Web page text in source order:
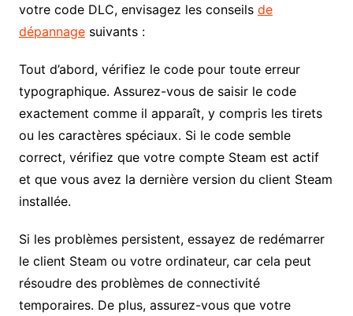
votre code DLC, envisagez les conseils de
dépannagesuivants :
Tout d’abord, vérifiez le code pour toute erreur
typographique. Assurez-vous de saisir le code
exactement comme il apparaît, y compris les tirets
ou les caractères spéciaux. Si le code semble
correct, vérifiez que votre compte Steam est actif
et que vous avez la dernière version du client Steam
installée.
Si les problèmes persistent, essayez de redémarrer
le client Steam ou votre ordinateur, car cela peut
résoudre des problèmes de connectivité
temporaires. De plus, assurez-vous que votre